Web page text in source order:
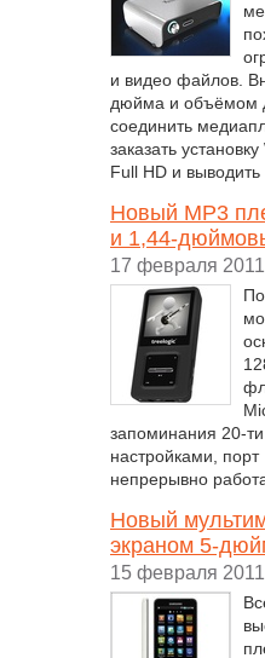
и видео файлов.
дюйма и объёмом
соединить
заказать
Full HD и выводить
Новый MP3
и 1,44-
17 февраля 2011
запоминания 20-
настройками,
непрерывно
Новый
экраном 5-
15 февраля 2011